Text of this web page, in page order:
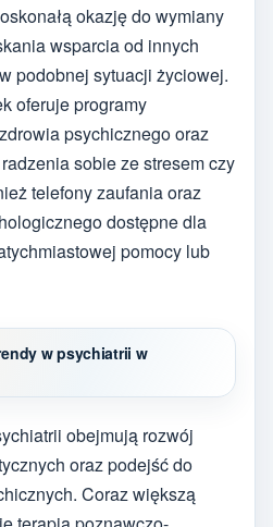
okazję do wymiany
wsparcia od innych
podobnej sytuacji życiowej.
oferuje programy
psychicznego oraz
sobie ze stresem czy
telefony zaufania oraz
dostępne dla
pomocy lub
w psychiatrii w
obejmują rozwój
oraz podejść do
Coraz większą